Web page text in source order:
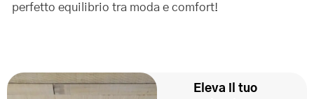
perfetto equilibrio tra moda e comfort!
Eleva il tuo